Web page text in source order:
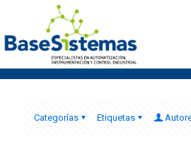
instalación
pesaje
Categorías Etiquetas